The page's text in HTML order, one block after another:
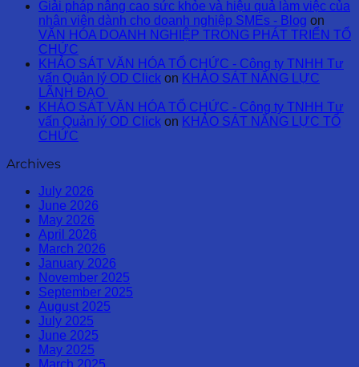
Giải pháp nâng cao sức khỏe và hiệu quả làm việc của
nhân viên dành cho doanh nghiệp SMEs - Blog on
VĂN HÓA DOANH NGHIỆP TRONG PHÁT TRIỂN TỔ
CHỨC
KHẢO SÁT VĂN HÓA TỔ CHỨC - Công ty TNHH Tư
vấn Quản lý OD Click on KHẢO SÁT NĂNG LỰC
LÃNH ĐẠO
KHẢO SÁT VĂN HÓA TỔ CHỨC - Công ty TNHH Tư
vấn Quản lý OD Click on KHẢO SÁT NĂNG LỰC TỔ
CHỨC
Archives
July 2026
June 2026
May 2026
April 2026
March 2026
January 2026
November 2025
September 2025
August 2025
July 2025
June 2025
May 2025
March 2025